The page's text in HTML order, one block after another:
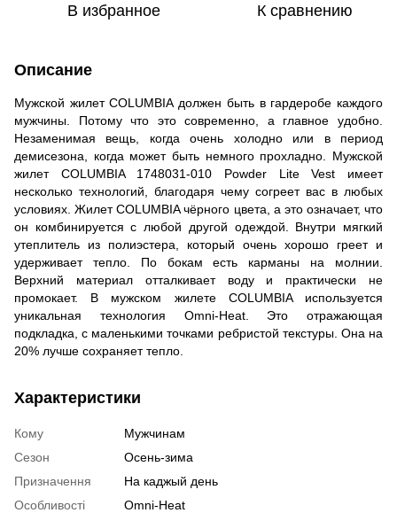
В избранное К сравнению
Описание
Мужской жилет COLUMBIA должен быть в гардеробе каждого
мужчины. Потому что это современно, а главное удобно.
Незаменимая вещь, когда очень холодно или в период
демисезона, когда может быть немного прохладно. Мужской
жилет COLUMBIA 1748031-010 Powder Lite Vest имеет
несколько технологий, благодаря чему согреет вас в любых
условиях. Жилет COLUMBIA чёрного цвета, а это означает, что
он комбинируется с любой другой одеждой. Внутри мягкий
утеплитель из полиэстера, который очень хорошо греет и
удерживает тепло. По бокам есть карманы на молнии.
Верхний материал отталкивает воду и практически не
промокает. В мужском жилете COLUMBIA используется
уникальная технология Omni-Heat. Это отражающая
подкладка, с маленькими точками ребристой текстуры. Она на
20% лучше сохраняет тепло.
Характеристики
Кому
Мужчинам
Сезон
Осень-зима
Призначення
На каджый день
Особливості
Omni-Heat